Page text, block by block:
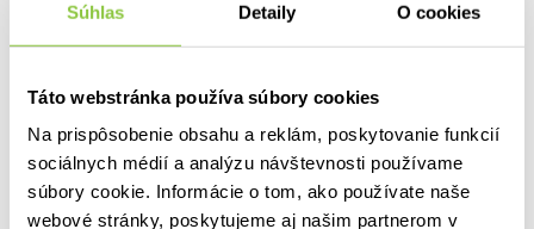
Súhlas Detaily O cookies
Táto webstránka používa súbory cookies
Na prispôsobenie obsahu a reklám, poskytovanie funkcií
sociálnych médií a analýzu návštevnosti používame
súbory cookie. Informácie o tom, ako používate naše
webové stránky, poskytujeme aj našim partnerom v
Viac informácií
Reálne dáta